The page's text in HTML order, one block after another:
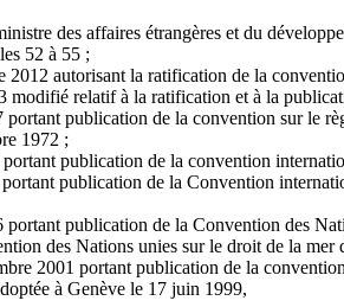
des affaires étrangères et du
52 à 55 ;
autorisant la ratification de la
modifié relatif à la ratification et à la
publication de la convention sur le
1972 ;
publication de la convention
publication de la Convention
publication de la Convention des
des Nations unies sur le droit de la
2001 portant publication de la
à Genève le 17 juin 1999,